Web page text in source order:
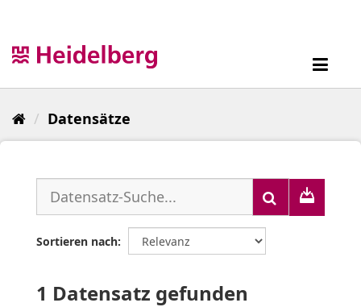
Datensätze
Sortieren nach
1 Datensatz gefunden